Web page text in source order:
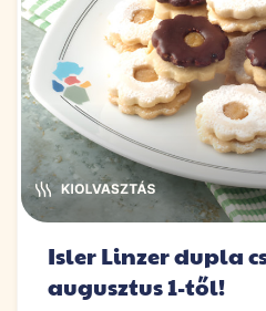
Isler Linzer dupla
augusztus 1-től!